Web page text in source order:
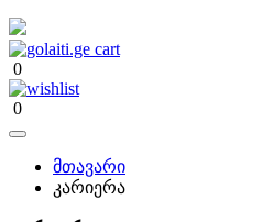
0
0
მთავარი
კარიერა